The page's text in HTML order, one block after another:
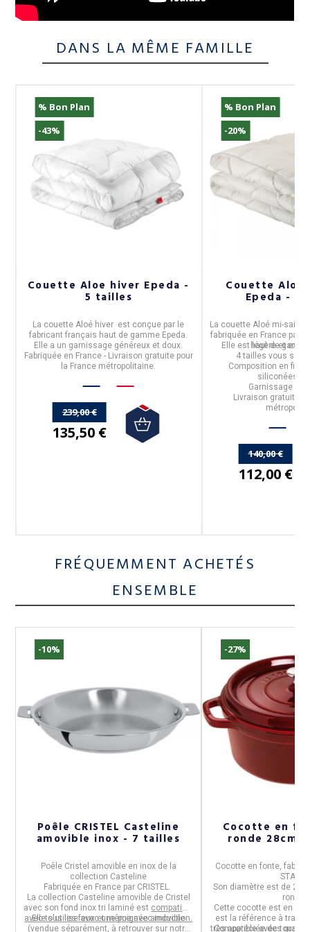
DANS LA MÊME FAMILLE
% Bon Plan
-43%
Couette Aloe hiver Epeda -
5 tailles
La couette Aloé hiver est conçue par le
fabricant français haut de gamme Epeda
Elle a un garnissage généreux et doux.
Fabriquée en France - Livraison gratuite pour
la France métropolitaine.
239,00 €
135,50 €
% Bon Plan
-20%
Couette Aloe
Epeda - 4
La couette Aloé mi-
fabriquée en Francepar
haut de
Elle est légère et
4 tailles vous sont
Composition en
siliconées
Garnissage de
Livraison gratuite
140,00 €
112,00 €
FRÉQUEMMENT ACHETÉS
ENSEMBLE
-10%
Poêle CRISTEL Casteline
amovible inox - 7 tailles
Poêle Cristel amovibleen inoxde la
collection Casteline
Fabriquée en France par CRISTEL.
La collection Castelineamovible de Cristel
avec son fond inox tri laminé est compatible
avec tous les feux et même avec induction.
Elles'utilise avec une poignée amovible
(vendue séparément, à retrouver sur notre
-27%
Cocotte en
Cocotte en fonte,
STAUB
Son diamètre est de
ronde
Cette cocotte est en
est la référence à
très appréciée des
Compatible avec tous